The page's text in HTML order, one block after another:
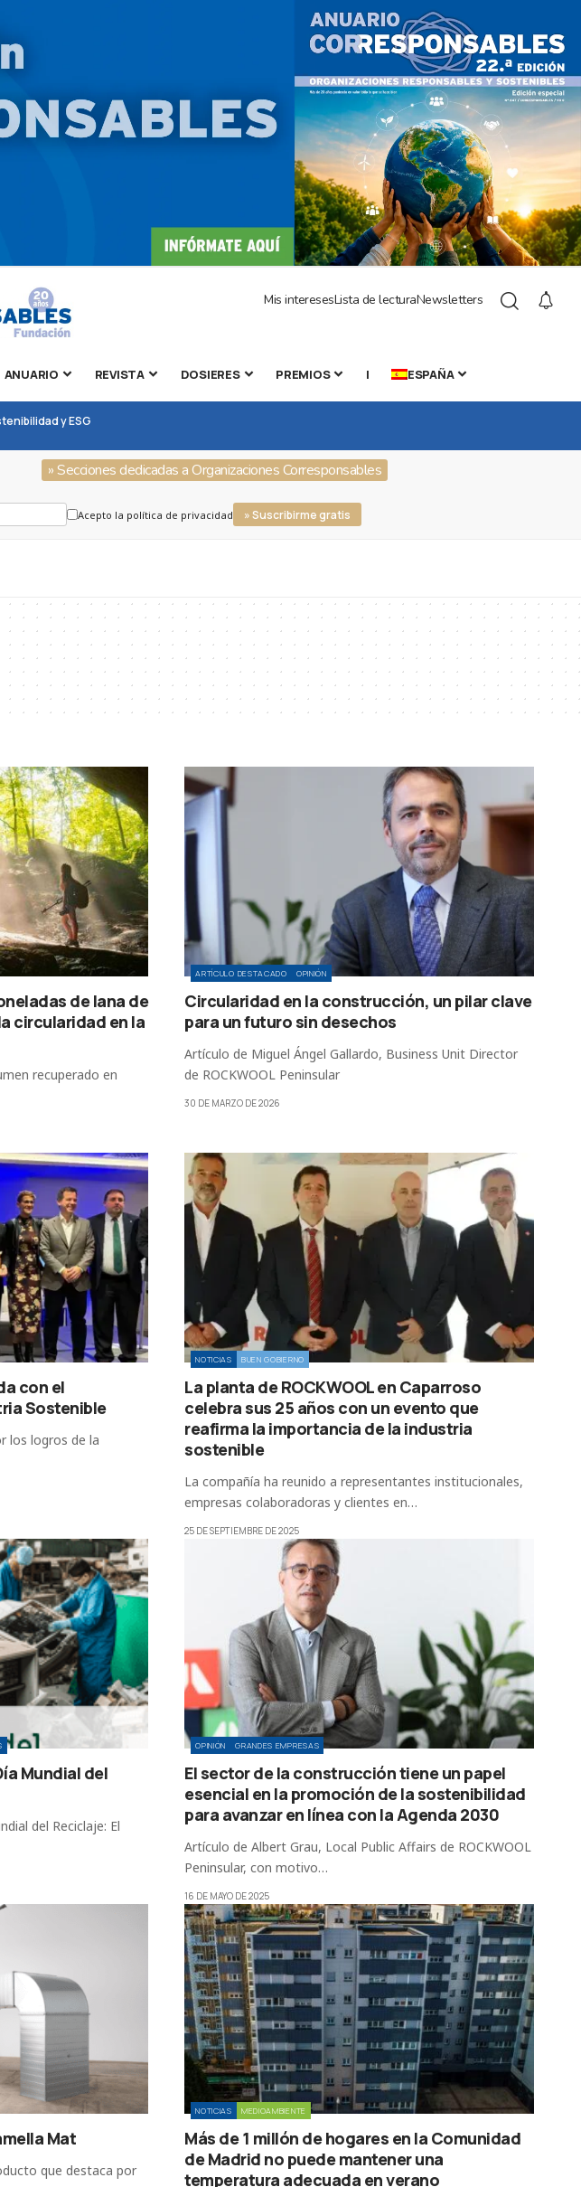
Mis interesesLista de lecturaNewsletters
ANUARIO REVISTA DOSIERES PREMIOS | ESPAÑA
y ESG
» Secciones dedicadas a Organizaciones Corresponsables
Acepto la política de privacidad » Suscribirme gratis
de lana de
circularidad en la
recuperado en
ARTÍCULO DESTACADO OPINIÓN
Circularidad en la construcción, un pilar clave
para un futuro sin desechos
Artículo de Miguel Ángel Gallardo, Business Unit Director
de ROCKWOOL Peninsular
30 DE MARZO DE 2026
con el
Sostenible
los logros de la
NOTICIAS BUEN GOBIERNO
La planta de ROCKWOOL en Caparroso
celebra sus 25 años con un evento que
reafirma la importancia de la industria
sostenible
La compañía ha reunido a representantes institucionales,
empresas colaboradoras y clientes en…
25 DE SEPTIEMBRE DE 2025
Mundial del
del Reciclaje: El
OPINIÓN GRANDES EMPRESAS
El sector de la construcción tiene un papel
esencial en la promoción de la sostenibilidad
para avanzar en línea con la Agenda 2030
Artículo de Albert Grau, Local Public Affairs de ROCKWOOL
Peninsular, con motivo…
16 DE MAYO DE 2025
Mat
que destaca por
NOTICIAS MEDIOAMBIENTE
Más de 1 millón de hogares en la Comunidad
de Madrid no puede mantener una
temperatura adecuada en verano